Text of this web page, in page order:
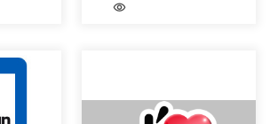
add_shopping_cartvisibility